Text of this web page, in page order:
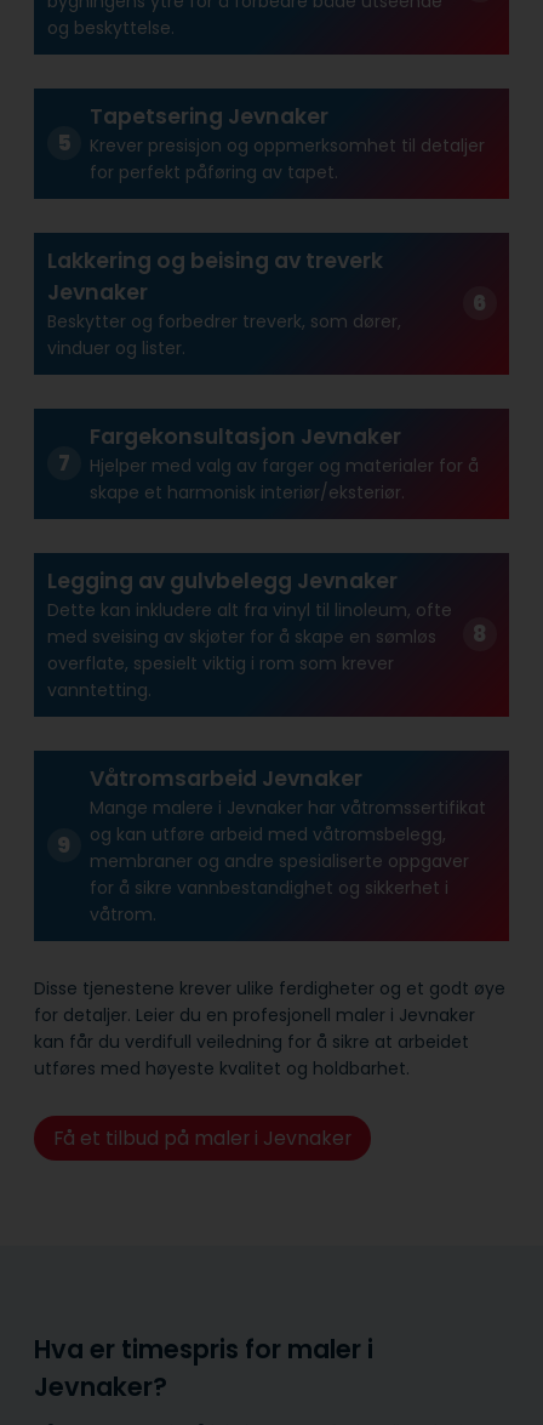
og beskyttelse.
Tapetsering Jevnaker
Krever presisjon og oppmerksomhet til detaljer
for perfekt påføring av tapet.
Lakkering og beising av treverk
Jevnaker
Beskytter og forbedrer treverk, som dører,
vinduer og lister.
Fargekonsultasjon Jevnaker
Hjelper med valg av farger og materialer for å
skape et harmonisk interiør/eksteriør.
Legging av gulvbelegg Jevnaker
Dette kan inkludere alt fra vinyl til linoleum, ofte
med sveising av skjøter for å skape en sømløs
overflate, spesielt viktig i rom som krever
vanntetting.
Våtromsarbeid Jevnaker
Mange malere i Jevnaker har våtroms­sertifikat
og kan utføre arbeid med våtroms­belegg,
membraner og andre spesialiserte oppgaver
for å sikre vann­bestandighet og sikkerhet i
våtrom.
Disse tjenestene krever ulike ferdigheter og et godt øye
for detaljer. Leier du en profesjonell maler i Jevnaker
kan får du verdifull veiledning for å sikre at arbeidet
utføres med høyeste kvalitet og holdbarhet.
Få et tilbud på maler i Jevnaker
Hva er timespris for maler i
Jevnaker?